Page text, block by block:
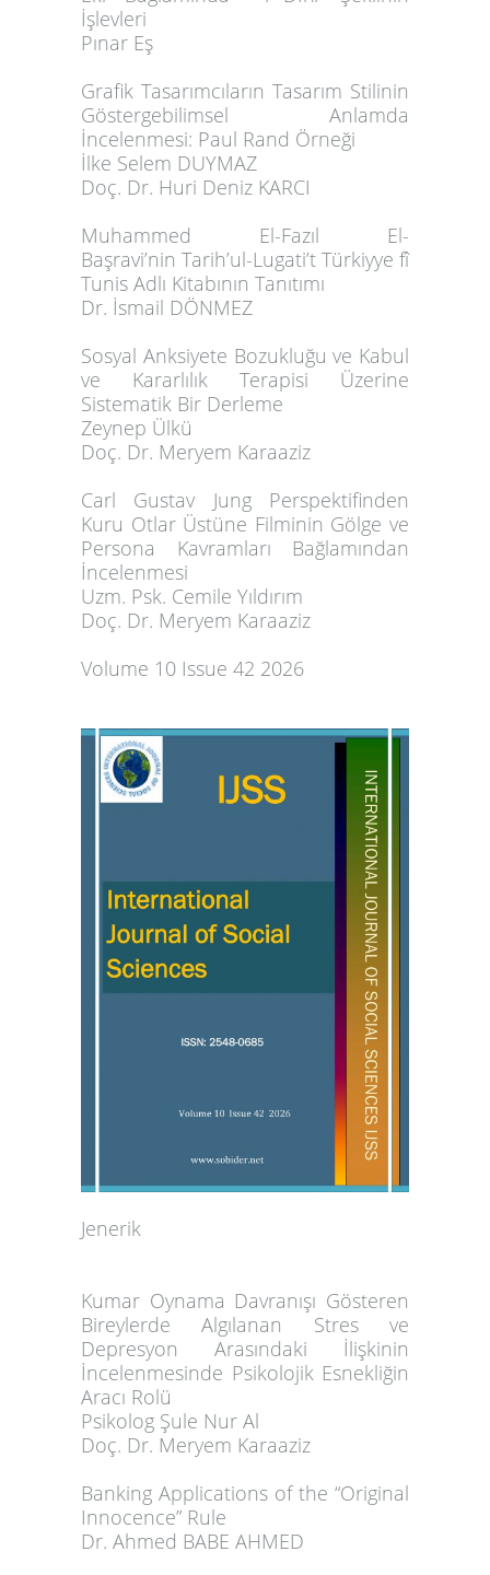
İşlevleri
Pınar Eş
Grafik Tasarımcıların Tasarım Stilinin
Göstergebilimsel Anlamda
İncelenmesi: Paul Rand Örneği
İlke Selem DUYMAZ
Doç. Dr. Huri Deniz KARCI
Muhammed El-Fazıl El-
Başravi’nin Tarih’ul-Lugati’t Türkiyye fî
Tunis Adlı Kitabının Tanıtımı
Dr. İsmail DÖNMEZ
Sosyal Anksiyete Bozukluğu ve Kabul
ve Kararlılık Terapisi Üzerine
Sistematik Bir Derleme
Zeynep Ülkü
Doç. Dr. Meryem Karaaziz
Carl Gustav Jung Perspektifinden
Kuru Otlar Üstüne Filminin Gölge ve
Persona Kavramları Bağlamından
İncelenmesi
Uzm. Psk. Cemile Yıldırım
Doç. Dr. Meryem Karaaziz
Volume 10 Issue 42 2026
Jenerik
Kumar Oynama Davranışı Gösteren
Bireylerde Algılanan Stres ve
Depresyon Arasındaki İlişkinin
İncelenmesinde Psikolojik Esnekliğin
Aracı Rolü
Psikolog Şule Nur Al
Doç. Dr. Meryem Karaaziz
Banking Applications of the “Original
Innocence” Rule
Dr. Ahmed BABE AHMED